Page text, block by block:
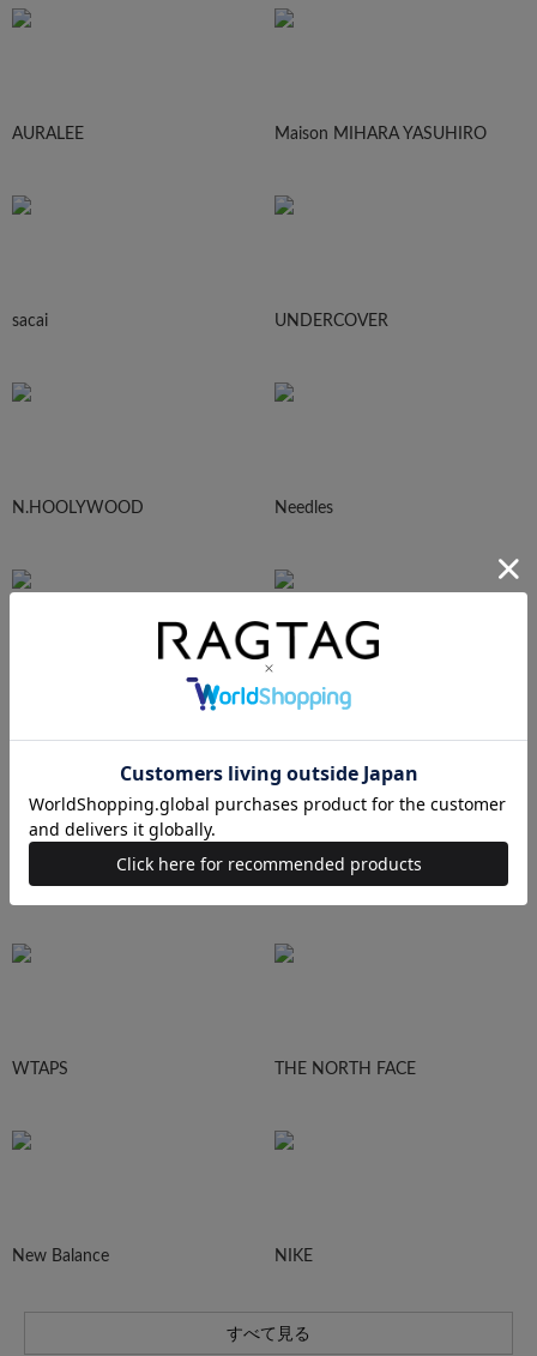
AURALEE Maison MIHARA YASUHIRO
sacai UNDERCOVER
N.HOOLYWOOD Needles
HUMAN MADE
Supreme
WTAPS THE NORTH FACE
New Balance NIKE
すべて見る